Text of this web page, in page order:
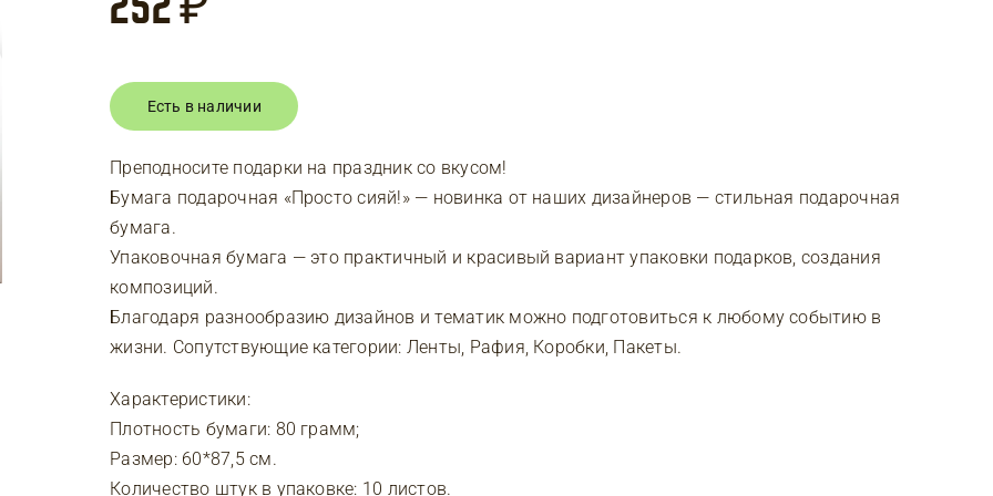
Есть в наличии
Преподносите подарки на праздник со вкусом!
Бумага подарочная «Просто сияй!» — новинка от наших дизайнеров — стильная подарочная
бумага.
Упаковочная бумага — это практичный и красивый вариант упаковки подарков, создания
композиций.
Благодаря разнообразию дизайнов и тематик можно подготовиться к любому событию в
жизни. Сопутствующие категории: Ленты, Рафия, Коробки, Пакеты.
Характеристики:
Плотность бумаги: 80 грамм;
Размер: 60*87,5 см.
Количество штук в упаковке: 10 листов.